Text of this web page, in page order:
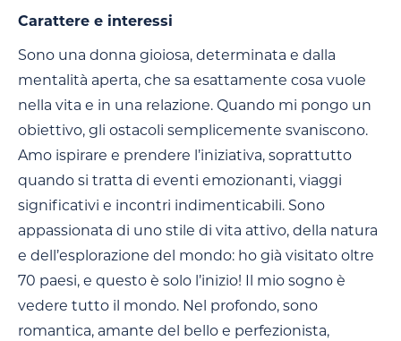
Carattere e interessi
Sono una donna gioiosa, determinata e dalla
mentalità aperta, che sa esattamente cosa vuole
nella vita e in una relazione. Quando mi pongo un
obiettivo, gli ostacoli semplicemente svaniscono.
Amo ispirare e prendere l’iniziativa, soprattutto
quando si tratta di eventi emozionanti, viaggi
significativi e incontri indimenticabili. Sono
appassionata di uno stile di vita attivo, della natura
e dell’esplorazione del mondo: ho già visitato oltre
70 paesi, e questo è solo l’inizio! Il mio sogno è
vedere tutto il mondo. Nel profondo, sono
romantica, amante del bello e perfezionista,